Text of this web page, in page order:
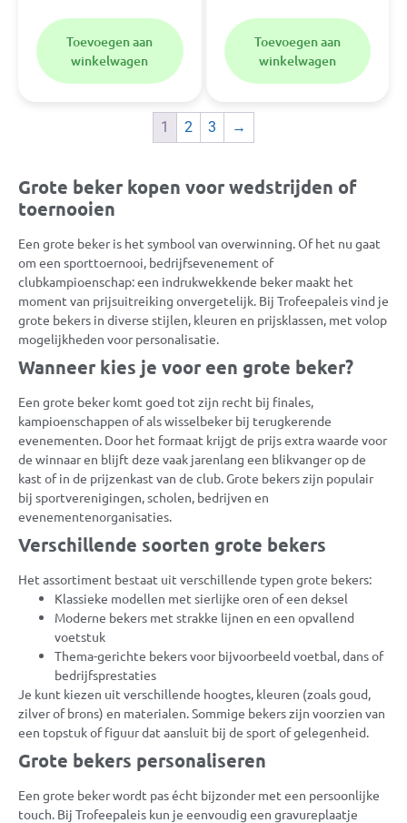
Toevoegen aan
winkelwagen
Toevoegen aan
winkelwagen
1 2 3 →
Grote beker kopen voor wedstrijden of
toernooien
Een grote beker is het symbool van overwinning. Of het nu gaat
om een sporttoernooi, bedrijfsevenement of
clubkampioenschap: een indrukwekkende beker maakt het
moment van prijsuitreiking onvergetelijk. Bij Trofeepaleis vind je
grote bekers in diverse stijlen, kleuren en prijsklassen, met volop
mogelijkheden voor personalisatie.
Wanneer kies je voor een grote beker?
Een grote beker komt goed tot zijn recht bij finales,
kampioenschappen of als wisselbeker bij terugkerende
evenementen. Door het formaat krijgt de prijs extra waarde voor
de winnaar en blijft deze vaak jarenlang een blikvanger op de
kast of in de prijzenkast van de club. Grote bekers zijn populair
bij sportverenigingen, scholen, bedrijven en
evenementenorganisaties.
Verschillende soorten grote bekers
Het assortiment bestaat uit verschillende typen grote bekers:
Klassieke modellen met sierlijke oren of een deksel
Moderne bekers met strakke lijnen en een opvallend
voetstuk
Thema-gerichte bekers voor bijvoorbeeld voetbal, dans of
bedrijfsprestaties
Je kunt kiezen uit verschillende hoogtes, kleuren (zoals goud,
zilver of brons) en materialen. Sommige bekers zijn voorzien van
een topstuk of figuur dat aansluit bij de sport of gelegenheid.
Grote bekers personaliseren
Een grote beker wordt pas écht bijzonder met een persoonlijke
touch. Bij Trofeepaleis kun je eenvoudig een gravureplaatje